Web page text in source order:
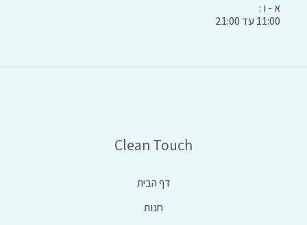
א - ו :
11:00 עד 21:00
Clean Touch
דף הבית
חנות